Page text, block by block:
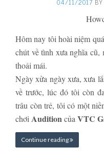
04/11/2017 BY
Hôm nay tôi hoài niệm
chút về tình xưa nghĩa cũ,
thoải mái.
Ngày xửa ngày xưa, xưa
về trước, lúc đó tôi còn
trâu còn trẻ, tôi có một
chơi Auditioncủa VTC
Continue reading